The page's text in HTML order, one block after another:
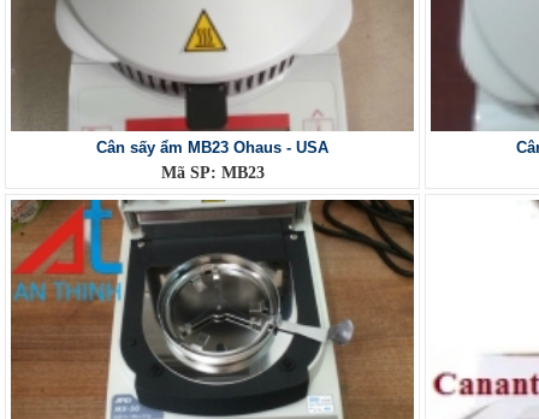
Cân sấy ẩm MB23 Ohaus - USA
Mã SP: MB23